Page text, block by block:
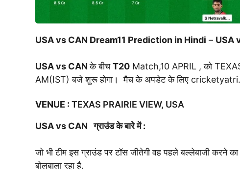
USA vs CAN Dream11 Prediction in Hindi – USA
USA vs CANके बीचT20 Match,10 APRIL , को
AM(IST) बजे शुरू होगा। मैच के अपडेट के लिए
VENUE : TEXAS PRAIRIE VIEW, USA
USA vs CANग्राउंड के बारे में :
जो भी टीम इस ग्राउंड पर टॉस जीतेगी वह पहले बल्लेबाजी
बोलबाला रहा है.